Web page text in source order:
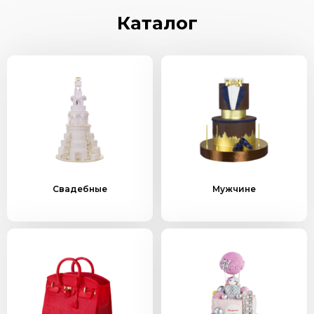
Каталог
Свадебные Мужчине